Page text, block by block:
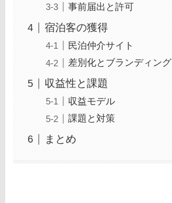
事前届出と許可
宿泊客の獲得
民泊仲介サイト
差別化とブランディング
収益性と課題
収益モデル
課題と対策
まとめ